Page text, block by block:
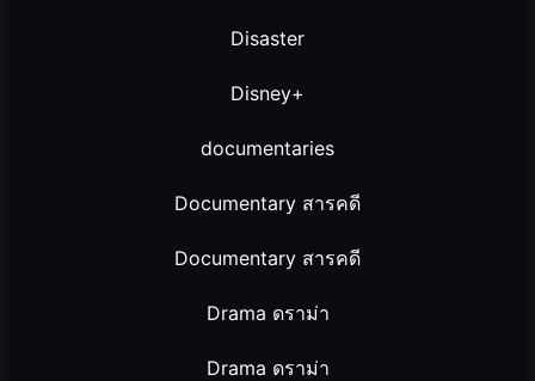
Disaster
Disney+
documentaries
Documentary สารคดี
Documentary สารคดี
Drama ดราม่า
Drama ดราม่า